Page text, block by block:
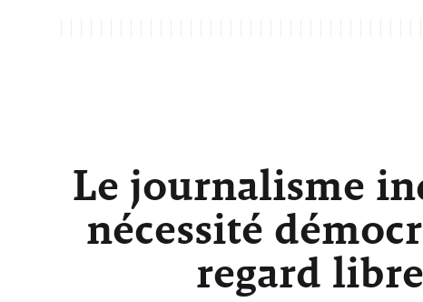
Le journalisme
nécessité
regard